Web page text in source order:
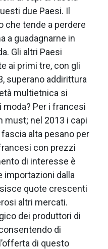
due Paesi. Il
che tende a perdere
a guadagnarne in
Gli altri Paesi
ai primi tre, con gli
superano addirittura
multietnica si
Per i francesi
must; nel 2013 i capi
alta pesano per
con prezzi
di interesse è
importazioni dalla
quote crescenti
altri mercati.
dei produttori di
di
di questo